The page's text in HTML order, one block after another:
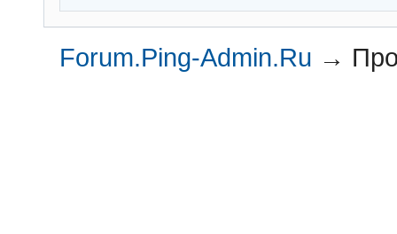
Forum.Ping-Admin.Ru →